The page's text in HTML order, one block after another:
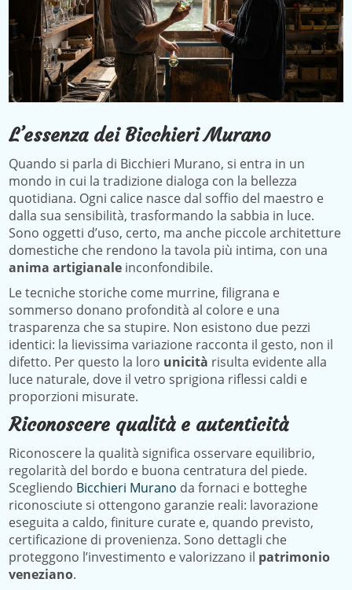
L’essenza dei Bicchieri Murano
Quando si parla di Bicchieri Murano, si entra in un
mondo in cui la tradizione dialoga con la bellezza
quotidiana. Ogni calice nasce dal soffio del maestro e
dalla sua sensibilità, trasformando la sabbia in luce.
Sono oggetti d’uso, certo, ma anche piccole architetture
domestiche che rendono la tavola più intima, con una
anima artigianale inconfondibile.
Le tecniche storiche come murrine, filigrana e
sommerso donano profondità al colore e una
trasparenza che sa stupire. Non esistono due pezzi
identici: la lievissima variazione racconta il gesto, non il
difetto. Per questo la loro unicità risulta evidente alla
luce naturale, dove il vetro sprigiona riflessi caldi e
proporzioni misurate.
Riconoscere qualità e autenticità
Riconoscere la qualità significa osservare equilibrio,
regolarità del bordo e buona centratura del piede.
Scegliendo Bicchieri Murano da fornaci e botteghe
riconosciute si ottengono garanzie reali: lavorazione
eseguita a caldo, finiture curate e, quando previsto,
certificazione di provenienza. Sono dettagli che
proteggono l’investimento e valorizzano il patrimonio
veneziano.